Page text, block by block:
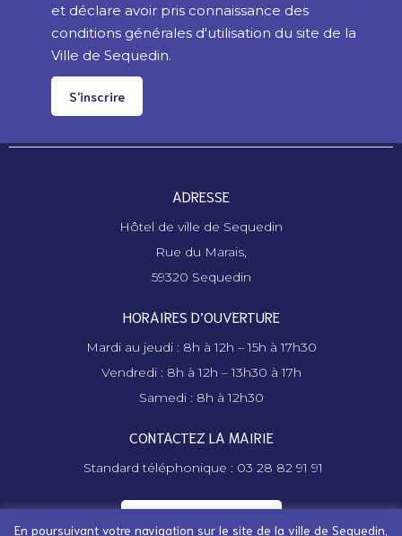
et déclare avoir pris connaissance des
conditions générales d'utilisation du site de la
Ville de Sequedin.
S'inscrire
ADRESSE
Hôtel de ville de Sequedin
Rue du Marais,
59320 Sequedin
HORAIRES D’OUVERTURE
Mardi au jeudi : 8h à 12h – 15h à 17h30
Vendredi : 8h à 12h – 13h30 à 17h
Samedi : 8h à 12h30
CONTACTEZ LA MAIRIE
Standard téléphonique : 03 28 82 91 91
En poursuivant votre navigation sur le site de la ville de Sequedin,